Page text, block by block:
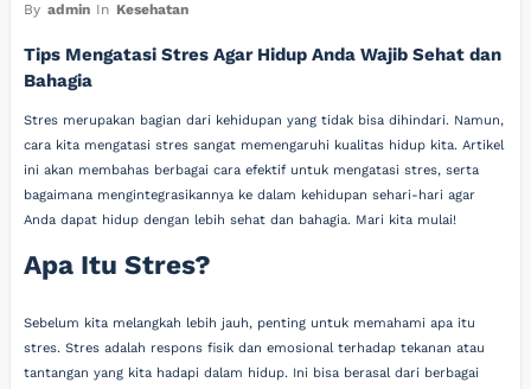
By admin In Kesehatan
Tips Mengatasi Stres Agar Hidup Anda Wajib Sehat dan
Bahagia
Stres merupakan bagian dari kehidupan yang tidak bisa dihindari. Namun,
cara kita mengatasi stres sangat memengaruhi kualitas hidup kita. Artikel
ini akan membahas berbagai cara efektif untuk mengatasi stres, serta
bagaimana mengintegrasikannya ke dalam kehidupan sehari-hari agar
Anda dapat hidup dengan lebih sehat dan bahagia. Mari kita mulai!
Apa Itu Stres?
Sebelum kita melangkah lebih jauh, penting untuk memahami apa itu
stres. Stres adalah respons fisik dan emosional terhadap tekanan atau
tantangan yang kita hadapi dalam hidup. Ini bisa berasal dari berbagai